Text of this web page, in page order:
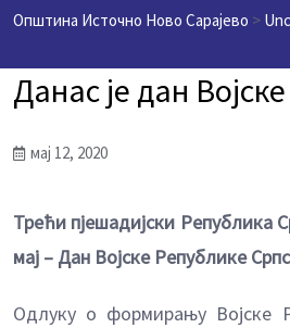
Општина Источно Ново Сарајево >
Данас је дан
мај 12, 2020
Трећи пјешадијски Република
мај – Дан Војске Републике
Одлуку о формирању Војске